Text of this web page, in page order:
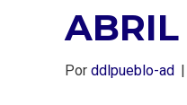
ABRIL
Por ddlpueblo-ad |